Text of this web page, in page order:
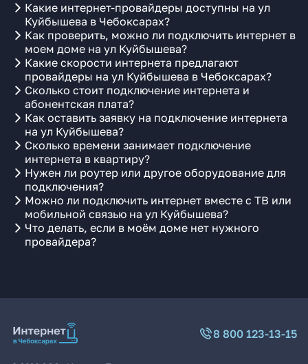
Какие интернет-провайдеры доступны на ул
Куйбышева в Чебоксарах?
Как проверить, можно ли подключить интернет в
моем доме на ул Куйбышева?
Какие скорости интернета предлагают
провайдеры на ул Куйбышева в Чебоксарах?
Сколько стоит подключение интернета и
абонентская плата?
Как оставить заявку на подключение интернета
на ул Куйбышева?
Сколько времени занимает подключение
интернета в квартиру?
Нужен ли роутер или другое оборудование для
подключения?
Можно ли подключить интернет вместе с ТВ или
мобильной связью на ул Куйбышева?
Что делать, если в моём доме нет нужного
провайдера?
8 800 123-13-15